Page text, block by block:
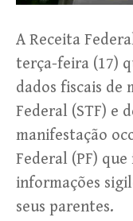
A Receita
terça-feira (17)
dados fiscais de
Federal (STF) e
manifestação
Federal (PF)
informações
seus parentes.